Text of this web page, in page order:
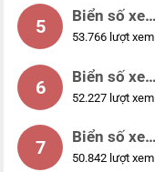
5
Biển số xe
66666
53.766 lượt xem
6
Biển số xe
11111
52.227 lượt xem
7
Biển số xe
44444
50.842 lượt xem